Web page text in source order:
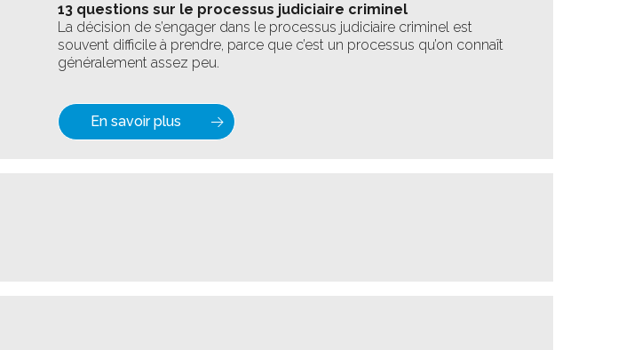
13 questions sur le processus judiciaire criminel
La décision de s’engager dans le processus judiciaire criminel est
souvent difficile à prendre, parce que c’est un processus qu’on connaît
généralement assez peu.
En savoir plus